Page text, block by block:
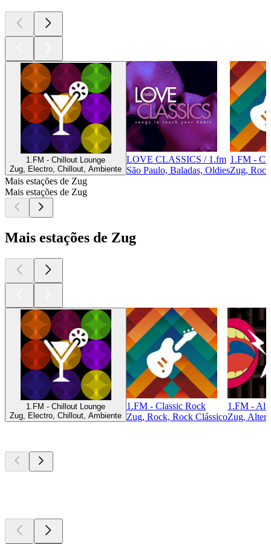
1.FM - Chillout Lounge
Zug, Electro, Chillout, Ambiente
LOVE CLASSICS / 1.fm
São Paulo, Baladas, Oldies
1.FM -
Zug,
Mais estações de Zug
Mais estações de Zug
Mais estações de Zug
1.FM - Chillout Lounge
Zug, Electro, Chillout, Ambiente
1.FM - Classic Rock
Zug, Rock, Rock Clássico
1.FM -
Zug,